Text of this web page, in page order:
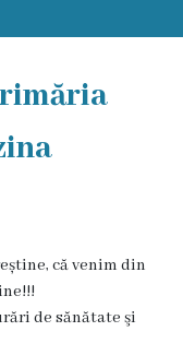
că venim din
de sănătate şi